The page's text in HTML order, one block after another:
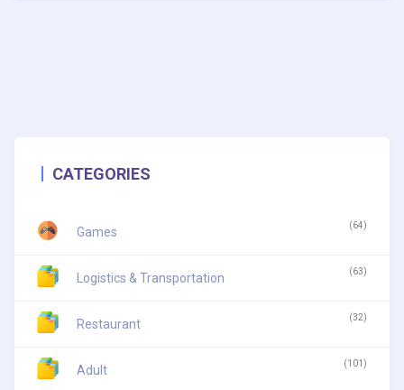
CATEGORIES
Games (64)
Logistics & Transportation (63)
Restaurant (32)
Adult (101)